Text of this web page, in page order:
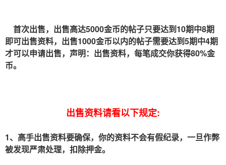
首次出售，出售高达5000金币的帖子只要达到10期中8期
即可出售资料，出售1000金币以内的帖子需要达到5期中4期
才可以申请出售，声明：出售资料，每笔成交你获得80%金
币。
出售资料请看以下规定:
1、高手出售资料要确保，你的资料不会有假纪录，一旦作弊
被发现严肃处理，扣除押金。